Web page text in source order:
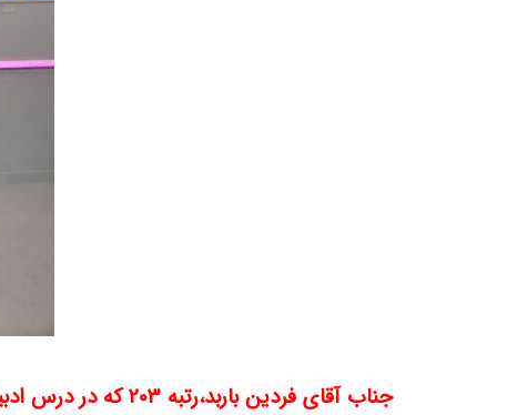
جناب آقای فردین باربد،رتبه 203 که در درس ادبیات استاد محسن منتظری درصد 72 و در درس دینی استاد علیرضا یوسفیان پور درصد 95 را کسب کرد